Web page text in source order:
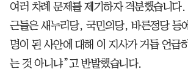
여러 차례 문제를 제기하자 격분했습니다
근들은 새누리당, 국민의당, 바른정당 등
명이 된 사안에 대해 이 지사가 거듭 언급
는 것 아니냐”고 반발했습니다.